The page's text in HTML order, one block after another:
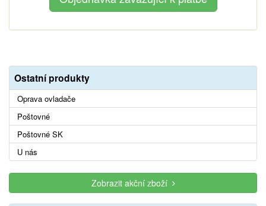
Ostatní produkty
Oprava ovladače
Poštovné
Poštovné SK
U nás
Zobrazit akční zboží